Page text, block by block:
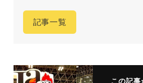
記事一覧
この記事